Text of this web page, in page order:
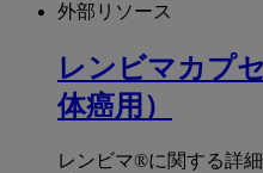
外部リソース
レンビマカプ
体癌用）
レンビマ®に関する詳